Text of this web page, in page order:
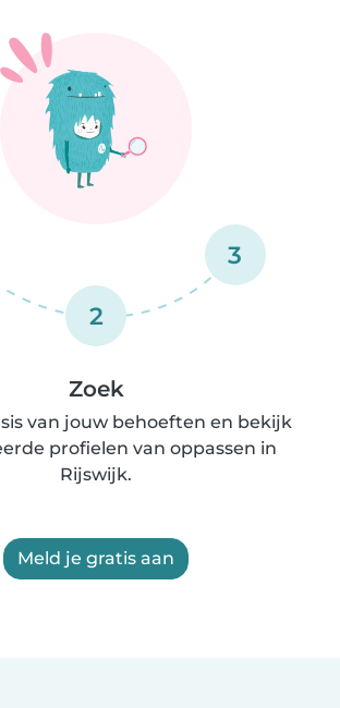
2
3
Zoek
van jouw behoeften en bekijk
profielen van oppassen in
Rijswijk.
Meld je gratis aan